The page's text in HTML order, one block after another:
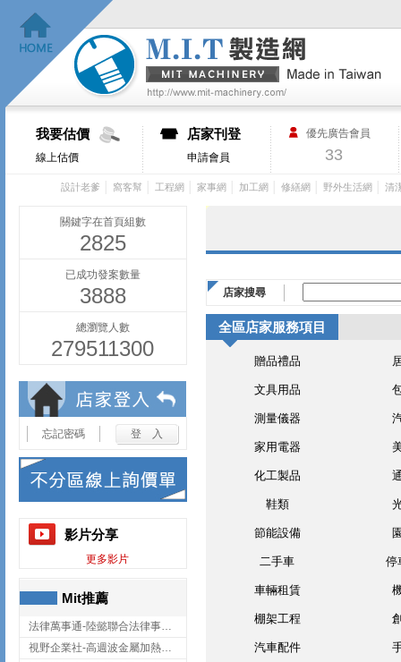
我要估價
線上估價
店家刊登
申請會員
優先廣告會員
33
設計老爹 窩客幫 工程網 家事網 加工網 修繕網 野外生活網 清
關鍵字在首頁組數
2825
已成功發案數量
3888
總瀏覽人數
279511300
忘記密碼
影片分享
更多影片
Mit推薦
法律萬事通-陸懿聯合法律事務所
視野企業社-高週波金屬加熱設備,彰化高週波金屬加熱設備
店家搜尋
全區店家服務項目
贈品禮品
文具用品
測量儀器
家用電器
化工製品
鞋類
節能設備
二手車 停
車輛租賃
棚架工程
汽車配件